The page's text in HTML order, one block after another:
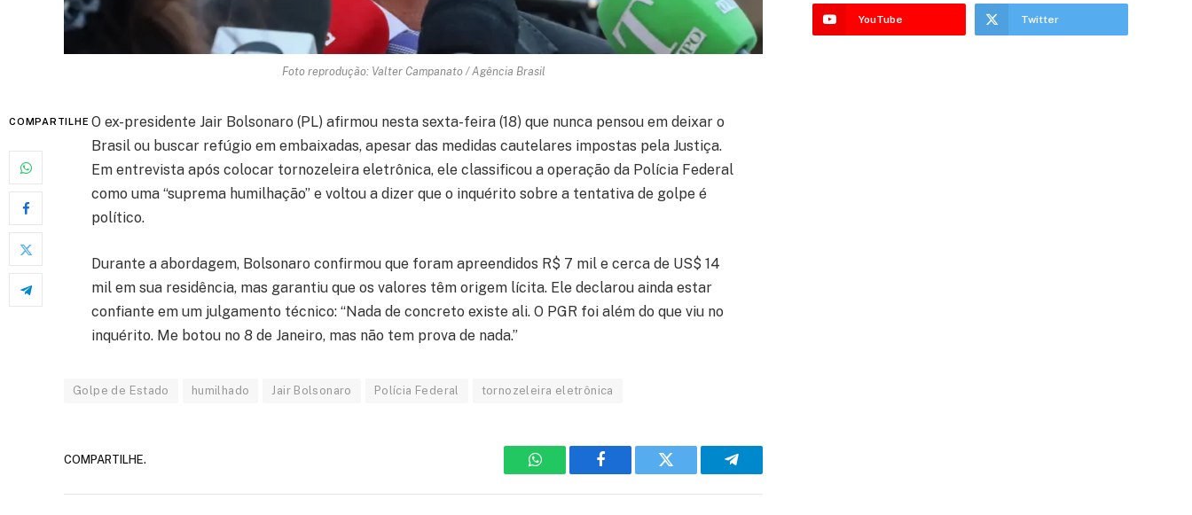
Foto reprodução: Valter Campanato / Agência Brasil
COMPARTILHE O ex-presidente Jair Bolsonaro (PL) afirmou nesta sexta-feira (18) que nunca pensou em deixar o
Brasil ou buscar refúgio em embaixadas, apesar das medidas cautelares impostas pela Justiça.
Em entrevista após colocar tornozeleira eletrônica, ele classificou a operação da Polícia Federal
como uma “suprema humilhação” e voltou a dizer que o inquérito sobre a tentativa de golpe é
político.
Durante a abordagem, Bolsonaro confirmou que foram apreendidos R$ 7 mil e cerca de US$ 14
mil em sua residência, mas garantiu que os valores têm origem lícita. Ele declarou ainda estar
confiante em um julgamento técnico: “Nada de concreto existe ali. O PGR foi além do que viu no
inquérito. Me botou no 8 de Janeiro, mas não tem prova de nada.”
Golpe de Estado humilhado Jair Bolsonaro Polícia Federal tornozeleira eletrônica
COMPARTILHE.
WhatsAppFacebook Twitter Telegram
YouTube Twitter